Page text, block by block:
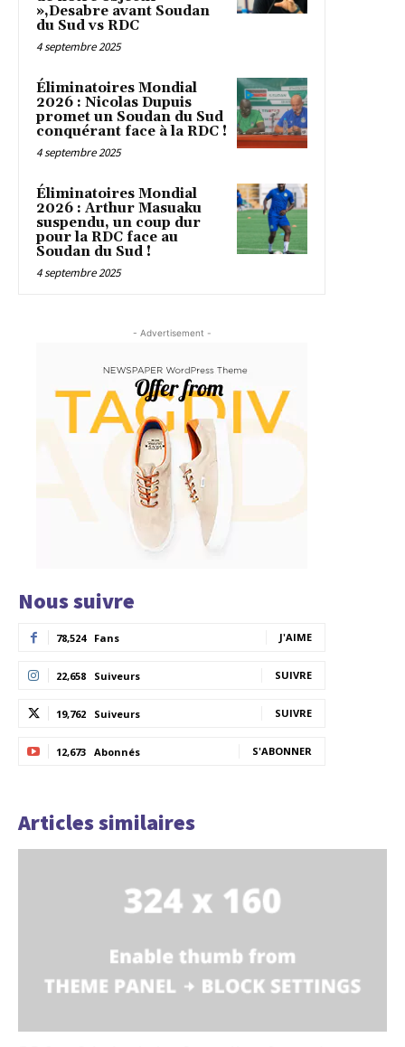
»,Desabre avant Soudan
du Sud vs RDC
4 septembre 2025
Éliminatoires Mondial
2026 : Nicolas Dupuis
promet un Soudan du Sud
conquérant face à la RDC !
4 septembre 2025
Éliminatoires Mondial
2026 : Arthur Masuaku
suspendu, un coup dur
pour la RDC face au
Soudan du Sud !
4 septembre 2025
- Advertisement -
Nous suivre
78,524 Fans J'AIME
22,658 Suiveurs SUIVRE
19,762 Suiveurs SUIVRE
12,673 Abonnés S'ABONNER
Articles similaires